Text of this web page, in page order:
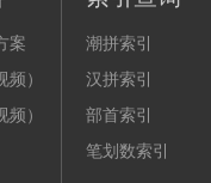
案
）
）
潮拼索引
汉拼索引
部首索引
笔划数索引